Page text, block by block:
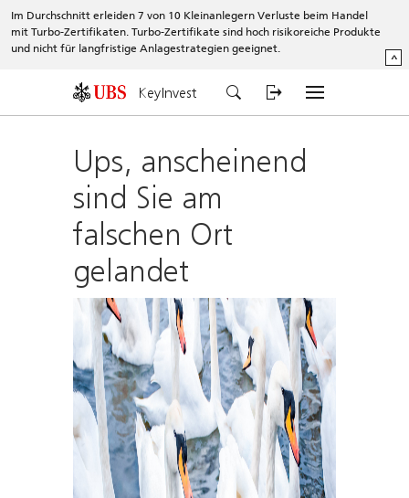
Im Durchschnitt erleiden 7 von 10 Kleinanlegern Verluste beim Handel
mit Turbo-Zertifikaten. Turbo-Zertifikate sind hoch risikoreiche Produkte
und nicht für langfristige Anlagestrategien geeignet.
^
KeyInvest
Ups, anscheinend
sind Sie am
falschen Ort
gelandet